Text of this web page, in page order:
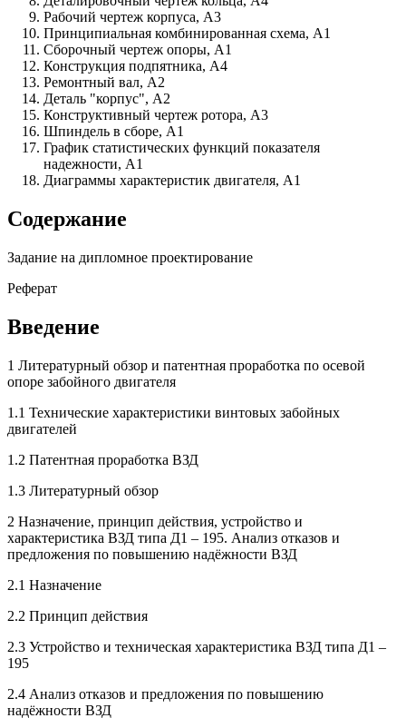
Рабочий чертеж корпуса, А3
Принципиальная комбинированная схема, А1
Сборочный чертеж опоры, А1
Конструкция подпятника, А4
Ремонтный вал, А2
Деталь "корпус", А2
Конструктивный чертеж ротора, А3
Шпиндель в сборе, А1
График статистических функций показателя
надежности, А1
Диаграммы характеристик двигателя, А1
Содержание
Задание на дипломное проектирование
Реферат
Введение
1 Литературный обзор и патентная проработка по осевой
опоре забойного двигателя
1.1 Технические характеристики винтовых забойных
двигателей
1.2 Патентная проработка ВЗД
1.3 Литературный обзор
2 Назначение, принцип действия, устройство и
характеристика ВЗД типа Д1 – 195. Анализ отказов и
предложения по повышению надёжности ВЗД
2.1 Назначение
2.2 Принцип действия
2.3 Устройство и техническая характеристика ВЗД типа Д1 –
195
2.4 Анализ отказов и предложения по повышению
надёжности ВЗД